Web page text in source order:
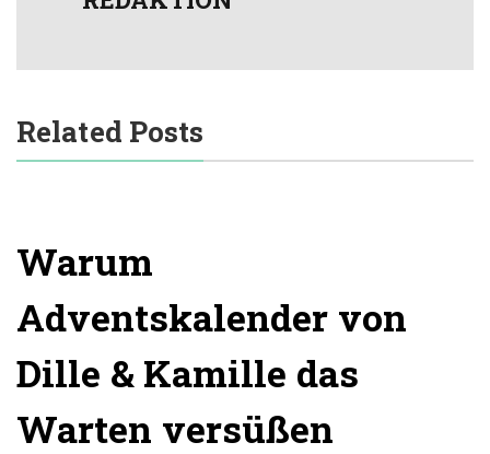
Related Posts
Warum
Adventskalender von
Dille & Kamille das
Warten versüßen